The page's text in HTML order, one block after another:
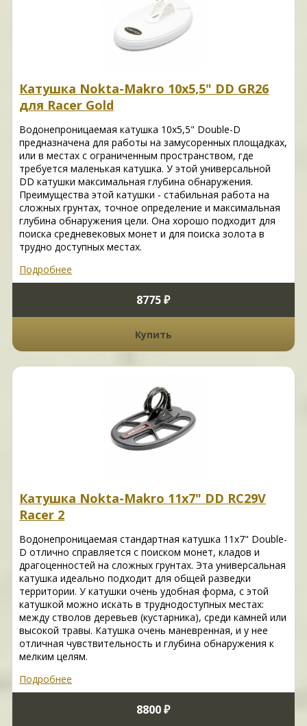
Катушка Nokta-Makro 10x5,5" DD GR26
для Racer Gold
Водонепроницаемая катушка 10x5,5" Double-D
предназначена для работы на замусоренных площадках,
или в местах с ограниченным пространством, где
требуется маленькая катушка. У этой универсальной
DD катушки максимальная глубина обнаружения.
Преимущества этой катушки - стабильная работа на
сложных грунтах, точное определение и максимальная
глубина обнаружения цели. Она хорошо подходит для
поиска средневековых монет и для поиска золота в
трудно доступных местах.
Подробнее
8775 ₽
Купить
Катушка Nokta-Makro 11х7" DD RC29V
Racer 2
Водонепроницаемая стандартная катушка 11х7" Double-
D отлично справляется с поиском монет, кладов и
драгоценностей на сложных грунтах. Эта универсальная
катушка идеально подходит для общей разведки
территории. У катушки очень удобная форма, с этой
катушкой можно искать в труднодоступных местах:
между стволов деревьев (кустарника), среди камней или
высокой травы. Катушка очень маневренная, и у нее
отличная чувствительность и глубина обнаружения к
мелким целям.
Подробнее
8800 ₽